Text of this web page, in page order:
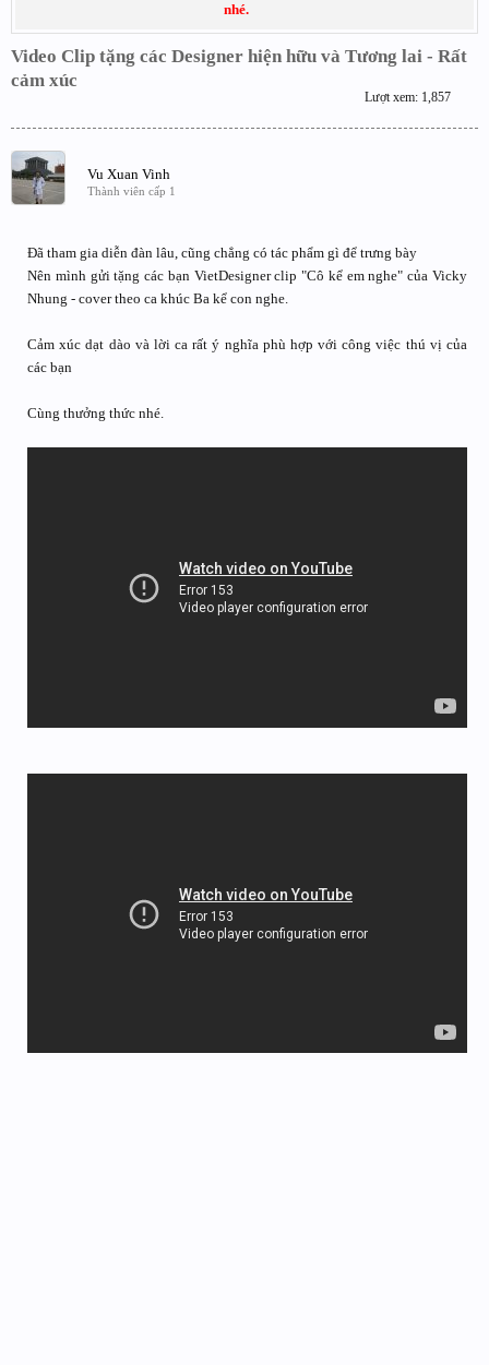
nhé.
Video Clip tặng các Designer hiện hữu và Tương lai - Rất
cảm xúc
Lượt xem: 1,857
Vu Xuan Vinh
Thành viên cấp 1
Đã tham gia diễn đàn lâu, cũng chẳng có tác phẩm gì để trưng bày
Nên mình gửi tặng các bạn VietDesigner clip "Cô kể em nghe" của Vicky
Nhung - cover theo ca khúc Ba kể con nghe.
Cảm xúc dạt dào và lời ca rất ý nghĩa phù hợp với công việc thú vị của
các bạn
Cùng thưởng thức nhé.